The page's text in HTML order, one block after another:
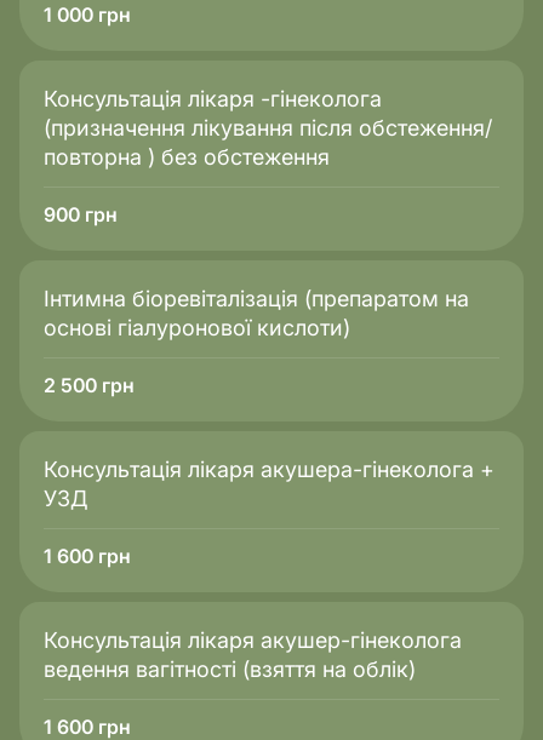
статевих губ – чіткий чек-лист: аналізи, виключення
запалень або ЗПСШ, рекомендації щодо гігієни та
питань надаються заздалегідь. Після узгодження
деталей обирається дата операції – гнучко, під Ваш
графік.
1 000 грн
Консультація лікаря -гінеколога
(призначення лікування після обстеження/
повторна ) без обстеження
900 грн
Інтимна біоревіталізація (препаратом на
основі гіалуронової кислоти)
2 500 грн
Консультація лікаря акушера-гінеколога +
УЗД
1 600 грн
Консультація лікаря акушер-гінеколога
ведення вагітності (взяття на облік)
1 600 грн